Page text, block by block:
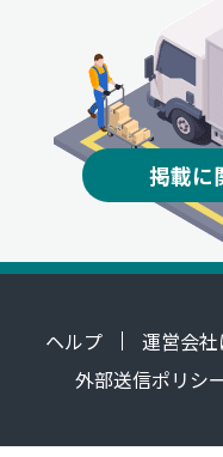
掲載に
ヘルプ 運営会
外部送信ポリシ